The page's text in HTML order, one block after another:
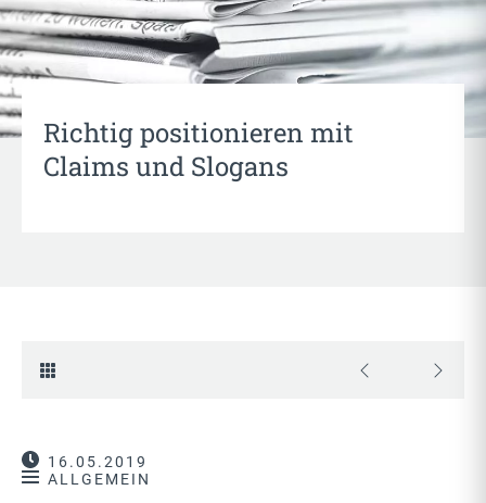
Richtig positionieren mit
Claims und Slogans
16.05.2019
ALLGEMEIN